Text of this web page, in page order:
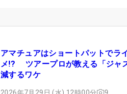
アマチュアはショートパットでラ
メ!? ツアープロが教える「ジャ
減するワケ
2026年7月29日 (水) 12時00分 9